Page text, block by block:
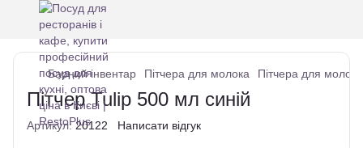
Барний інвентар Пітчера для молока Пітчера для
Пітчер Tulip 500 мл синій
Артикул:20122 Написати відгук